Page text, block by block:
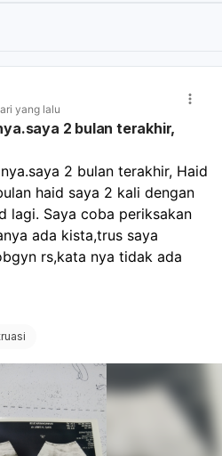
suami istri akan sakit?
yang lalu
2 bulan terakhir,
2 bulan terakhir, Haid
haid saya 2 kali dengan
lagi. Saya coba periksakan
ada kista,trus saya
rs,kata nya tidak ada